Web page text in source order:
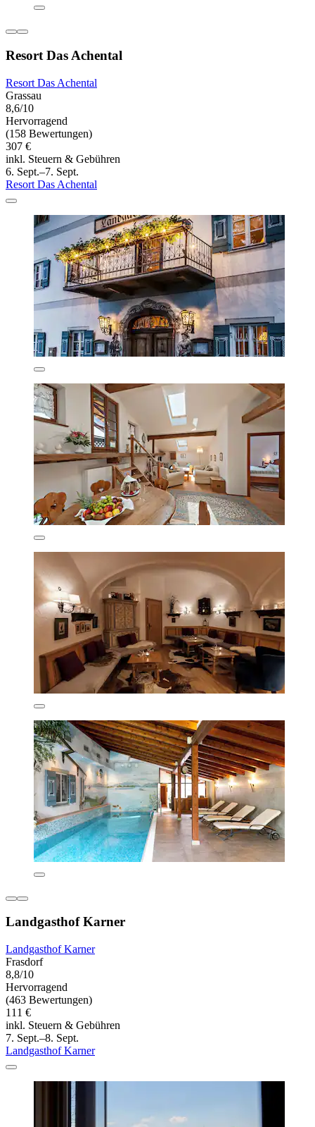
Resort Das Achental
Resort Das Achental
Grassau
8,6/10
Hervorragend
(158 Bewertungen)
307 €
inkl. Steuern & Gebühren
6. Sept.–7. Sept.
Resort Das Achental
Landgasthof Karner
Landgasthof Karner
Frasdorf
8,8/10
Hervorragend
(463 Bewertungen)
111 €
inkl. Steuern & Gebühren
7. Sept.–8. Sept.
Landgasthof Karner